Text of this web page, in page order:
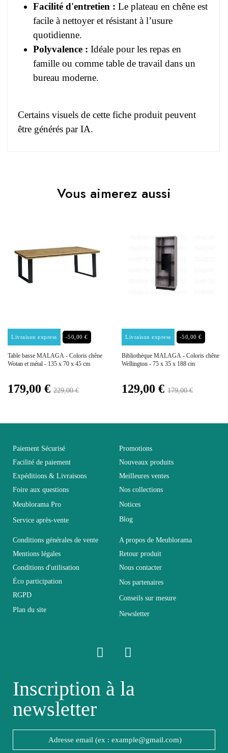
Facilité d'entretien : Le plateau en chêne est
facile à nettoyer et résistant à l’usure
quotidienne.
Polyvalence : Idéale pour les repas en
famille ou comme table de travail dans un
bureau moderne.
Certains visuels de cette fiche produit peuvent
être générés par IA.
Adulte et Enfant
Coloris
Entretien
Facile d'entretien avec un
microfibre humide
Fixe Non fixe
Garantie 2 ans
Hauteur
Pliable Non pliable
MDF de première qualité
meuble
Design
meuble
Vous devez vous connecter pour laisser un avis
Vous aimerez aussi
Livraison express -50,00 €
Prix
Table basse MALAGA - Coloris chêne
Wotan et métal - 135 x 70 x 45 cm
179,00 € 229,00 €
Livraison express -50,00 €
Prix
Bibliothèque MALAGA - Coloris chêne
Wellington - 75 x 35 x 188 cm
129,00 € 179,00 €
Paiement Sécurisé
Facilité de paiement
Expéditions & Livraisons
Foire aux questions
Meublorama Pro
Service après-vente
Promotions
Nouveaux produits
Meilleures ventes
Nos collections
Notices
Blog
Conditions générales de vente
Mentions légales
Conditions d'utilisation
Éco participation
RGPD
Plan du site
A propos de Meublorama
Retour produit
Nous contacter
Nos partenaires
Conseils sur mesure
Newsletter
Inscription à la
newsletter